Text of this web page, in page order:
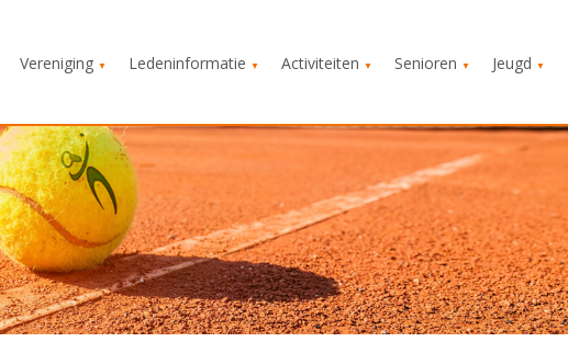
Vereniging Ledeninformatie Activiteiten Senioren Jeugd